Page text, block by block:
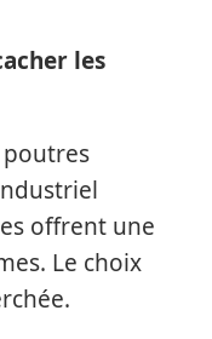
les
poutres
offrent une
Le choix